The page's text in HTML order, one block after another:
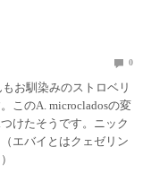
0
お馴染みのストロベリ
このA. microcladosの変
けたそうです。ニック
エバイとはクェゼリン